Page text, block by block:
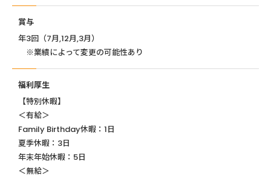
賞与
年3回（7月,12月,3月）
※業績によって変更の可能性あり
福利厚生
【特別休暇】
＜有給＞
Family Birthday休暇：1日
夏季休暇：3日
年末年始休暇：5日
＜無給＞